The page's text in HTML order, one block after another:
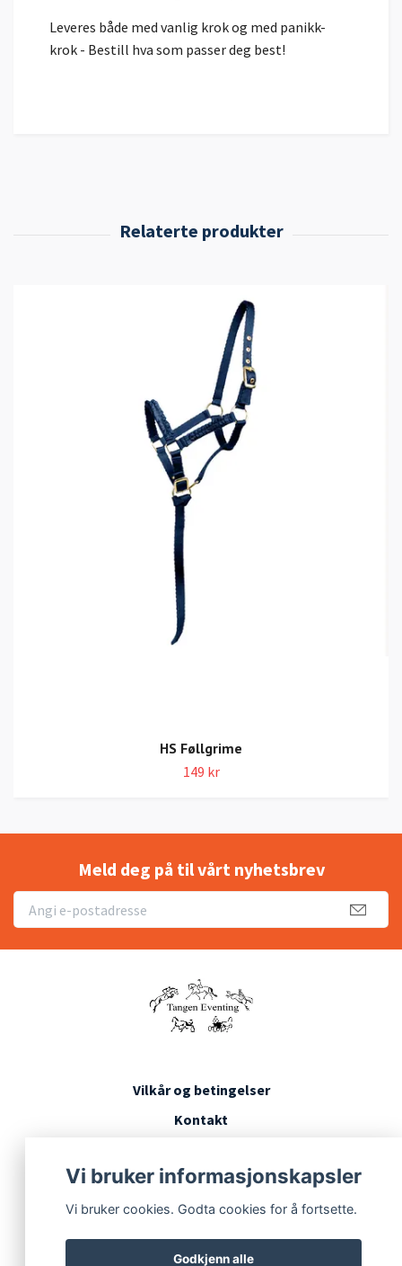
Leveres både med vanlig krok og med panikk-
krok - Bestill hva som passer deg best!
HS Føllgrime
149 kr
Meld deg på til vårt nyhetsbrev
Vilkår og betingelser
Kontakt
Vi bruker informasjonskapsler
Vi bruker cookies. Godta cookies for å fortsette.
Godkjenn alle